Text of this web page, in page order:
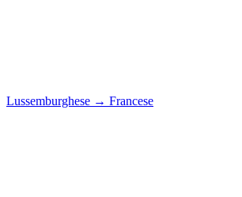
Lussemburghese → Francese